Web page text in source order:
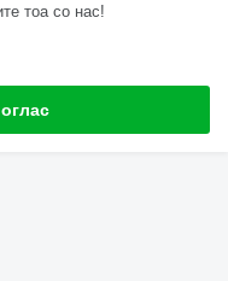
тоа со нас!